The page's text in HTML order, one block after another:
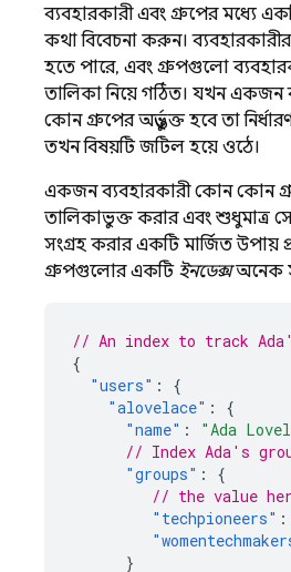
ব্যবহারকারী এবং গ্রুপের মধ্যে
কথা বিবেচনা করুন।
হতে পারে, এবং গ্রুপগুলো
তালিকা নিয়ে গঠিত। যখন একজন
কোন গ্রুপের অন্তর্ভুক্ত হবে তা
তখন বিষয়টি জটিল হয়ে ওঠে।
একজন ব্যবহারকারী কোন কোন
তালিকাভুক্ত করার এবং শুধুমাত্র
সংগ্রহ করার একটি মার্জিত উপায়
গ্রুপগুলোর একটি ইনডেক্সঅনেক
// An index to track
{
"users" :
{
"alovelace" :
{
"name" : "Ada
// Index Ada's
"groups" :
{
// the value
"techpioneers" :
}